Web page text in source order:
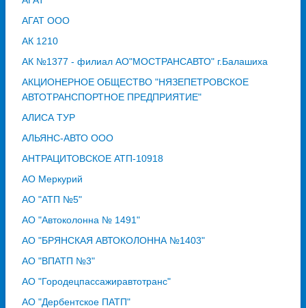
АГАТ ООО
АК 1210
АК №1377 - филиал АО"МОСТРАНСАВТО" г.Балашиха
АКЦИОНЕРНОЕ ОБЩЕСТВО "НЯЗЕПЕТРОВСКОЕ
АВТОТРАНСПОРТНОЕ ПРЕДПРИЯТИЕ"
АЛИСА ТУР
АЛЬЯНС-АВТО ООО
АНТРАЦИТОВСКОЕ АТП-10918
АО Меркурий
АО "АТП №5"
АО "Автоколонна № 1491"
АО "БРЯНСКАЯ АВТОКОЛОННА №1403"
АО "ВПАТП №3"
АО "Городецпассажиравтотранс"
АО "Дербентское ПАТП"